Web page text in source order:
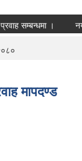
सम्बन्धमा । नयाँ
मापदण्ड